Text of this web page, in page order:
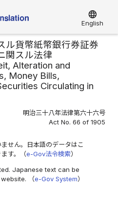
language
English
ル貨幣紙幣銀行券証券
関スル法律
Alteration and
Money Bills,
Circulating in
明治三十八年法律第六十六号
Act No. 66 of 1905
せん。日本語のデータはこ
す。（e-Gov法令検索）
Japanese text can be
（e-Gov System）